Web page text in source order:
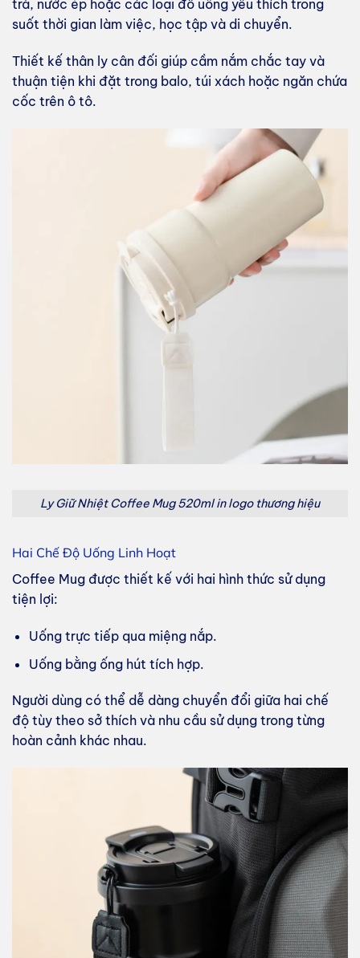
trà, nước ép hoặc các loại đồ uống yêu thích trong
suốt thời gian làm việc, học tập và di chuyển.
Thiết kế thân ly cân đối giúp cầm nắm chắc tay và
thuận tiện khi đặt trong balo, túi xách hoặc ngăn chứa
cốc trên ô tô.
Ly Giữ Nhiệt Coffee Mug 520ml in logo thương hiệu
Hai Chế Độ Uống Linh Hoạt
Coffee Mug được thiết kế với hai hình thức sử dụng
tiện lợi:
Uống trực tiếp qua miệng nắp.
Uống bằng ống hút tích hợp.
Người dùng có thể dễ dàng chuyển đổi giữa hai chế
độ tùy theo sở thích và nhu cầu sử dụng trong từng
hoàn cảnh khác nhau.